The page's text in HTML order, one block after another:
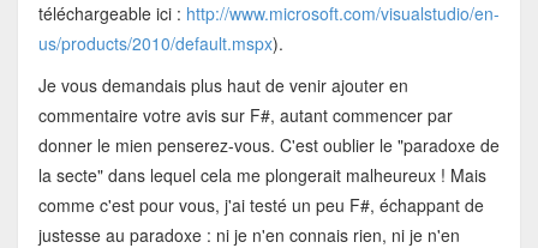
téléchargeable ici : http://www.microsoft.com/visualstudio/en-
us/products/2010/default.mspx).
Je vous demandais plus haut de venir ajouter en
commentaire votre avis sur F#, autant commencer par
donner le mien penserez-vous. C'est oublier le "paradoxe de
la secte" dans lequel cela me plongerait malheureux ! Mais
comme c'est pour vous, j'ai testé un peu F#, échappant de
justesse au paradoxe : ni je n'en connais rien, ni je n'en